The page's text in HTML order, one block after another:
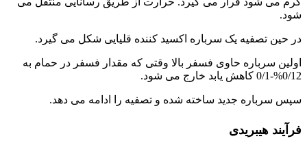
شود.
در حین تصفیه یک سرباره اکسید کننده قلیایی شکل می گیرد.
اولین سرباره حاوی فسفر بالا وقتی که مقدار فسفر در حمام به
0/12%-0/1 کاهش یابد خارج می شود.
سپس سرباره جدید ساخته شده و تصفیه را ادامه می دهد.
فرآیند هیبریدی